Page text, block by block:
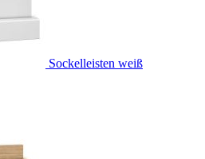
Sockelleisten weiß